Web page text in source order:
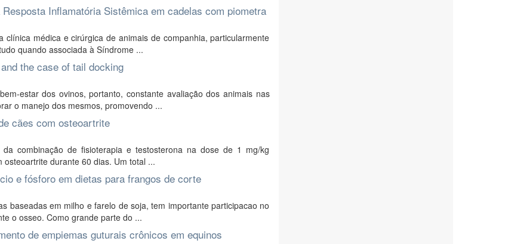
Inflamatória Sistêmica em cadelas com piometra
médica e cirúrgica de animais de companhia, particularmente
quando associada à Síndrome ...
the case of tail docking
estar dos ovinos, portanto, constante avaliação dos animais nas
o manejo dos mesmos, promovendo ...
cães com osteoartrite
combinação de fisioterapia e testosterona na dose de 1 mg/kg
durante 60 dias. Um total ...
e fósforo em dietas para frangos de corte
baseadas em milho e farelo de soja, tem importante participacao no
o osseo. Como grande parte do ...
de empiemas guturais crônicos em equinos